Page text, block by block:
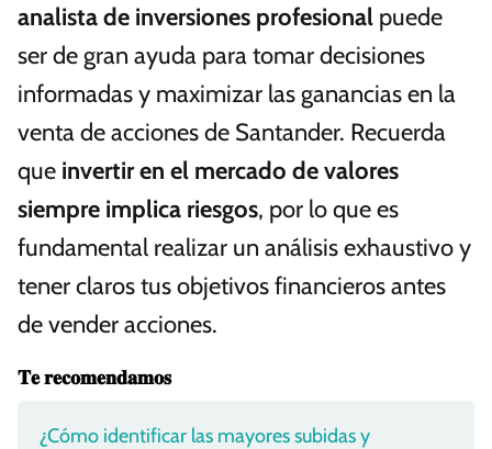
analista de inversiones profesional puede
ser de gran ayuda para tomar decisiones
informadas y maximizar las ganancias en la
venta de acciones de Santander. Recuerda
que invertir en el mercado de valores
siempre implica riesgos, por lo que es
fundamental realizar un análisis exhaustivo y
tener claros tus objetivos financieros antes
de vender acciones.
𝐓𝐞 𝐫𝐞𝐜𝐨𝐦𝐞𝐧𝐝𝐚𝐦𝐨𝐬
¿Cómo identificar las mayores subidas y